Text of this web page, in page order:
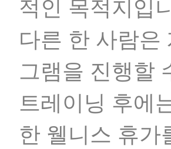
적인 목적지입
다른 한 사람
그램을 진행할
트레이닝 후에
한 웰니스 휴가